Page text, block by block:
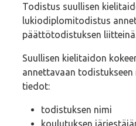
Todistus suullisen
lukiodiplomitodistus
päättötodistuksen
Suullisen kielitaidon
annettavaan
tiedot:
todistuksen nimi
koulutuksen